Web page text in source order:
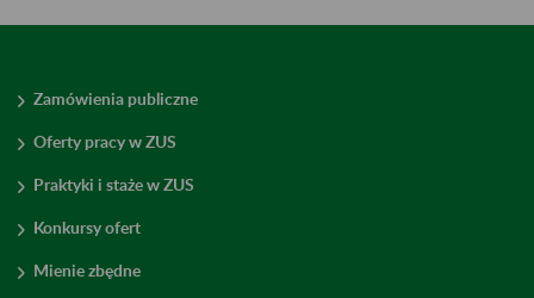
Zamówienia publiczne
Oferty pracy w ZUS
Praktyki i staże w ZUS
Konkursy ofert
Mienie zbędne